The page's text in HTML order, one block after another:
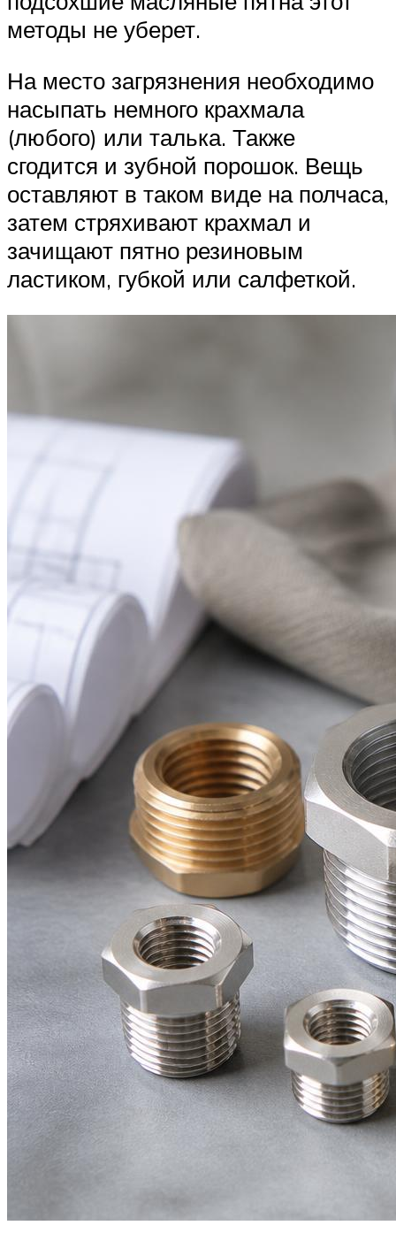
методы не уберет.
На место загрязнения необходимо
насыпать немного крахмала
(любого) или талька. Также
сгодится и зубной порошок. Вещь
оставляют в таком виде на полчаса,
затем стряхивают крахмал и
зачищают пятно резиновым
ластиком, губкой или салфеткой.